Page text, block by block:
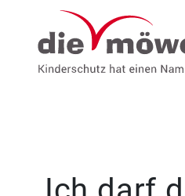
Weiter zum Inhalt